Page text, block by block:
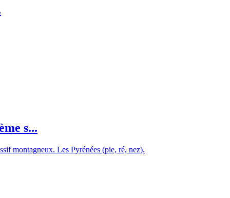
s...
montagneux. Les Pyrénées (pie, ré, nez).